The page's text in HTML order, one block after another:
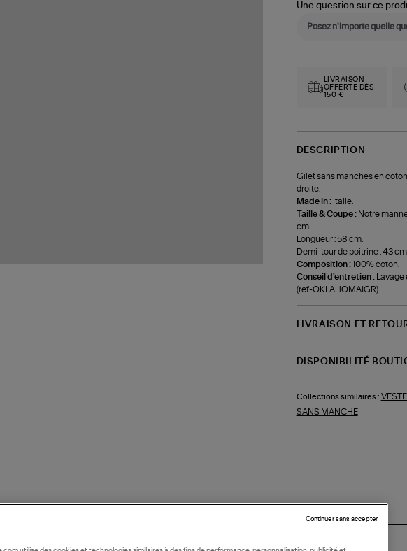
Une question sur ce
LIVRAISON
OFFERTE DÈS
150 €
DESCRIPTION
Gilet sans manches en
droite.
Made in : Italie.
Taille & Coupe : Notre
cm.
Longueur : 58 cm.
Demi-tour de poitrine : 43 cm.
Composition :100% coton.
Conseil d'entretien :
(ref-OKLAHOMA1GR)
LIVRAISON ET
DISPONIBILITÉ
Collections similaires :
SANS MANCHE
Continuer sans accepter